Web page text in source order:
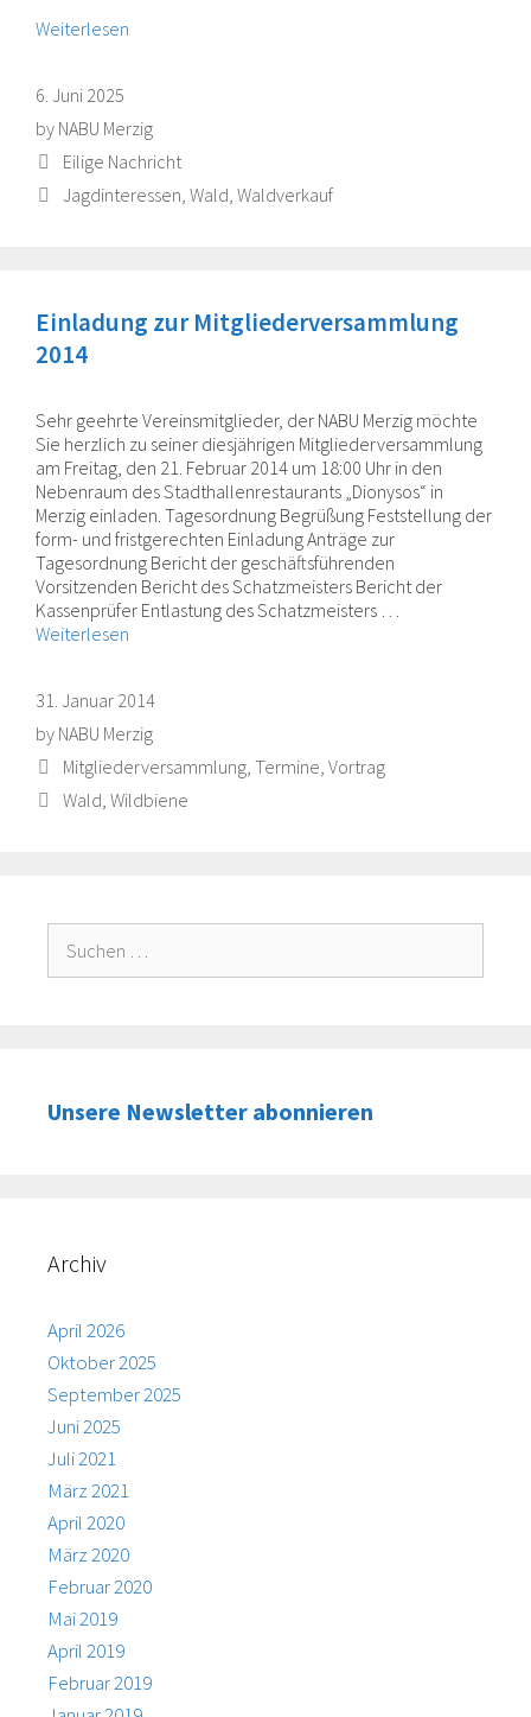
Weiterlesen
6. Juni 2025
by NABU Merzig
Categories
Eilige Nachricht
Tags
Jagdinteressen, Wald, Waldverkauf
Einladung zur Mitgliederversammlung
2014
Sehr geehrte Vereinsmitglieder, der NABU Merzig möchte
Sie herzlich zu seiner diesjährigen Mitglieder­versammlung
am Freitag, den 21. Februar 2014 um 18:00 Uhr in den
Nebenraum des Stadthallenrestaurants „Dionysos“ in
Merzig einladen. Tagesordnung Begrüßung Feststellung der
form- und fristgerechten Einladung Anträge zur
Tagesordnung Bericht der geschäftsführenden
Vorsitzenden Bericht des Schatzmeisters Bericht der
Kassenprüfer Entlastung des Schatzmeisters …
Weiterlesen
31. Januar 2014
by NABU Merzig
Categories
Mitgliederversammlung, Termine, Vortrag
Tags
Wald, Wildbiene
nach:
Unsere Newsletter abonnieren
Archiv
April 2026
Oktober 2025
September 2025
Juni 2025
Juli 2021
März 2021
April 2020
März 2020
Februar 2020
Mai 2019
April 2019
Februar 2019